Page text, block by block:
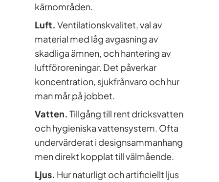
kärnområden.
Luft. Ventilationskvalitet, val av
material med låg avgasning av
skadliga ämnen, och hantering av
luftföroreningar. Det påverkar
koncentration, sjukfrånvaro och hur
man mår på jobbet.
Vatten. Tillgång till rent dricksvatten
och hygieniska vattensystem. Ofta
undervärderat i designsammanhang
men direkt kopplat till välmående.
Ljus. Hur naturligt och artificiellt ljus